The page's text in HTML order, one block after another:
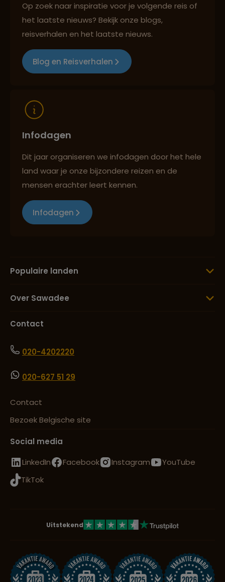
Best beoordeelde reisroutes
Op zoek naar inspiratie voor je volgende reis of
het laatste nieuws? Bekijk onze blogs,
reisverhalen en het laatste nieuws.
Blog en Reisverhalen
Infodagen
Dit jaar organiseren we infodagen door het hele
land waar je onze bijzondere reizen en de
mensen erachter leert kennen.
Infodagen
Populaire landen
Over Sawadee
Contact
020-4202220
020-627 51 29
Contact
Bezoek Belgische site
Social media
LinkedIn
Facebook Instagram
YouTube
TikTok
Uitstekend